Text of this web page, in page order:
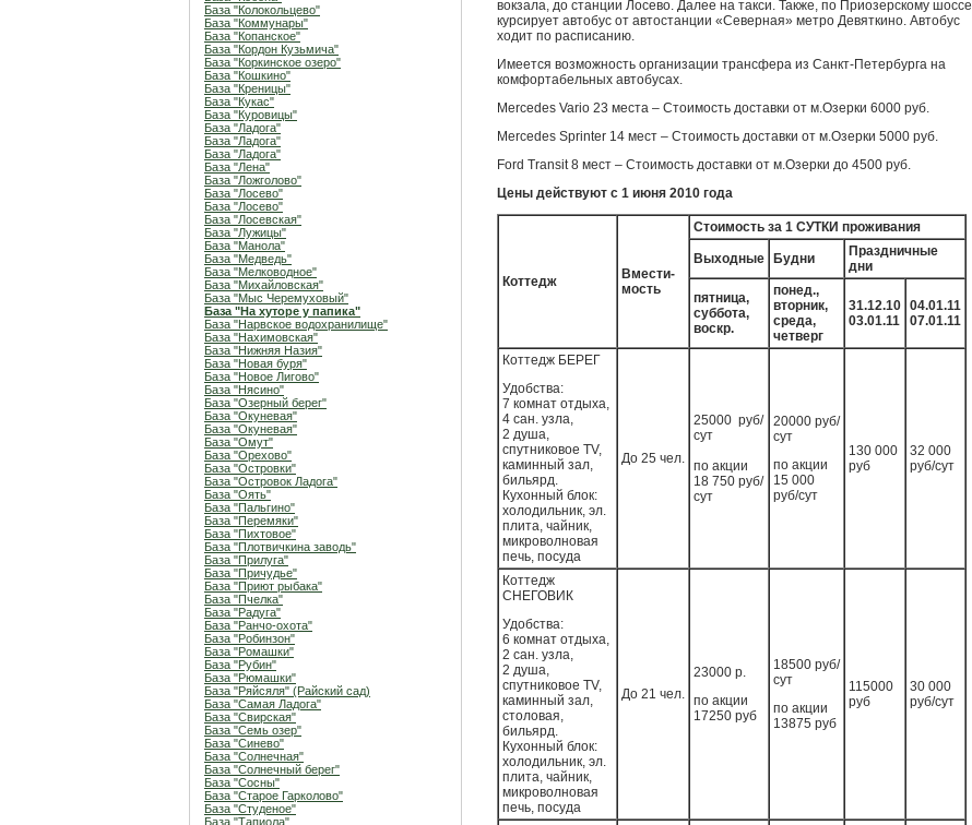
База "Колокольцево"
База "Коммунары"
База "Копанское"
База "Кордон Кузьмича"
База "Коркинское озеро"
База "Кошкино"
База "Креницы"
База "Кукас"
База "Куровицы"
База "Ладога"
База "Ладога"
База "Ладога"
База "Лена"
База "Ложголово"
База "Лосево"
База "Лосево"
База "Лосевская"
База "Лужицы"
База "Манола"
База "Медведь"
База "Мелководное"
База "Михайловская"
База "Мыс Черемуховый"
База "На хуторе у папика"
База "Нарвское водохранилище"
База "Нахимовская"
База "Нижняя Назия"
База "Новая буря"
База "Новое Лигово"
База "Нясино"
База "Озерный берег"
База "Окуневая"
База "Окуневая"
База "Омут"
База "Орехово"
База "Островки"
База "Островок Ладога"
База "Оять"
База "Пальгино"
База "Перемяки"
База "Пихтовое"
База "Плотвичкина заводь"
База "Прилуга"
База "Причудье"
База "Приют рыбака"
База "Пчелка"
База "Радуга"
База "Ранчо-охота"
База "Робинзон"
База "Ромашки"
База "Рубин"
База "Рюмашки"
База "Ряйсяля" (Райский сад)
База "Самая Ладога"
База "Свирская"
База "Семь озер"
База "Синево"
База "Солнечная"
База "Солнечный берег"
База "Сосны"
База "Старое Гарколово"
База "Студеное"
База "Тапиола"
вокзала, до станции Лосево. Далее на такси. Также, по Приозерскому шоссе
курсирует автобус от автостанции «Северная» метро Девяткино. Автобус
ходит по расписанию.
Имеется возможность организации трансфера из Санкт-Петербурга на
комфортабельных автобусах.
Mercedes Vario 23 места – Стоимость доставки от м.Озерки 6000 руб.
Mercedes Sprinter 14 мест – Стоимость доставки от м.Озерки 5000 руб.
Ford Transit 8 мест – Стоимость доставки от м.Озерки до 4500 руб.
Цены действуют с 1 июня 2010 года
Коттедж
Вмести-
мость
Стоимость за 1 СУТКИ проживания
Выходные Будни
Праздничные
дни
пятница,
суббота,
воскр.
понед.,
вторник,
среда,
четверг
31.12.10
03.01.11
04.01.11
07.01.11
Коттедж БЕРЕГ
Удобства:
7 комнат отдыха,
4 сан. узла,
2 душа,
спутниковое TV,
каминный зал,
бильярд.
Кухонный блок:
холодильник, эл.
плита, чайник,
микроволновая
печь, посуда
До 25 чел.
25000 руб/
сут
по акции
18 750 руб/
сут
20000 руб/
сут
по акции
15 000
руб/сут
130 000
руб
32 000
руб/сут
Коттедж
СНЕГОВИК
Удобства:
6 комнат отдыха,
2 сан. узла,
2 душа,
спутниковое TV,
каминный зал,
столовая,
бильярд.
Кухонный блок:
холодильник, эл.
плита, чайник,
микроволновая
печь, посуда
До 21 чел.
23000 р.
по акции
17250 руб
18500 руб/
сут
по акции
13875 руб
115000
руб
30 000
руб/сут